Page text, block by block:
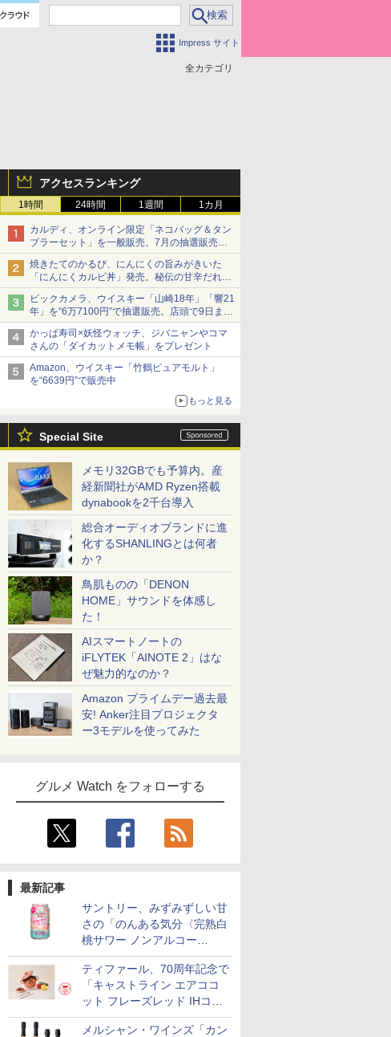
Impress サイト
全カテゴリ
アクセスランキング
1時間 24時間 1週間 1カ月
カルディ、オンライン限定「ネコバッグ＆タン
ブラーセット」を一般販売。7月の抽選販売の
当選無効分
焼きたてのかるび、にんにくの旨みがきいた
「にんにくカルビ丼」発売。秘伝の甘辛だれを
絡めた「豚カルビ丼」も復活
ビックカメラ、ウイスキー「山崎18年」「響21
年」を“6万7100円”で抽選販売。店頭で9日まで
受付
かっぱ寿司×妖怪ウォッチ、ジバニャンやコマ
さんの「ダイカットメモ帳」をプレゼント
Amazon、ウイスキー「竹鶴ピュアモルト」
を“6639円”で販売中
もっと見る
Special Site
メモリ32GBでも予算内。産
経新聞社がAMD Ryzen搭載
dynabookを2千台導入
総合オーディオブランドに進
化するSHANLINGとは何者
か？
鳥肌ものの「DENON
HOME」サウンドを体感し
た！
AIスマートノートの
iFLYTEK「AINOTE 2」はな
ぜ魅力的なのか？
Amazon プライムデー過去最
安! Anker注目プロジェクタ
ー3モデルを使ってみた
グルメ Watch をフォローする
最新記事
サントリー、みずみずしい甘
さの「のんある気分〈完熟白
桃サワー ノンアルコー
ル〉」限定発売
ティファール、70周年記念で
「キャストライン エアココ
ット フレーズレッド IHココ
ット鍋 24cm」数量限定発売
メルシャン・ワインズ「カン